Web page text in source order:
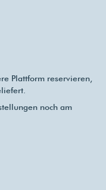
Plattform reservieren,
noch am